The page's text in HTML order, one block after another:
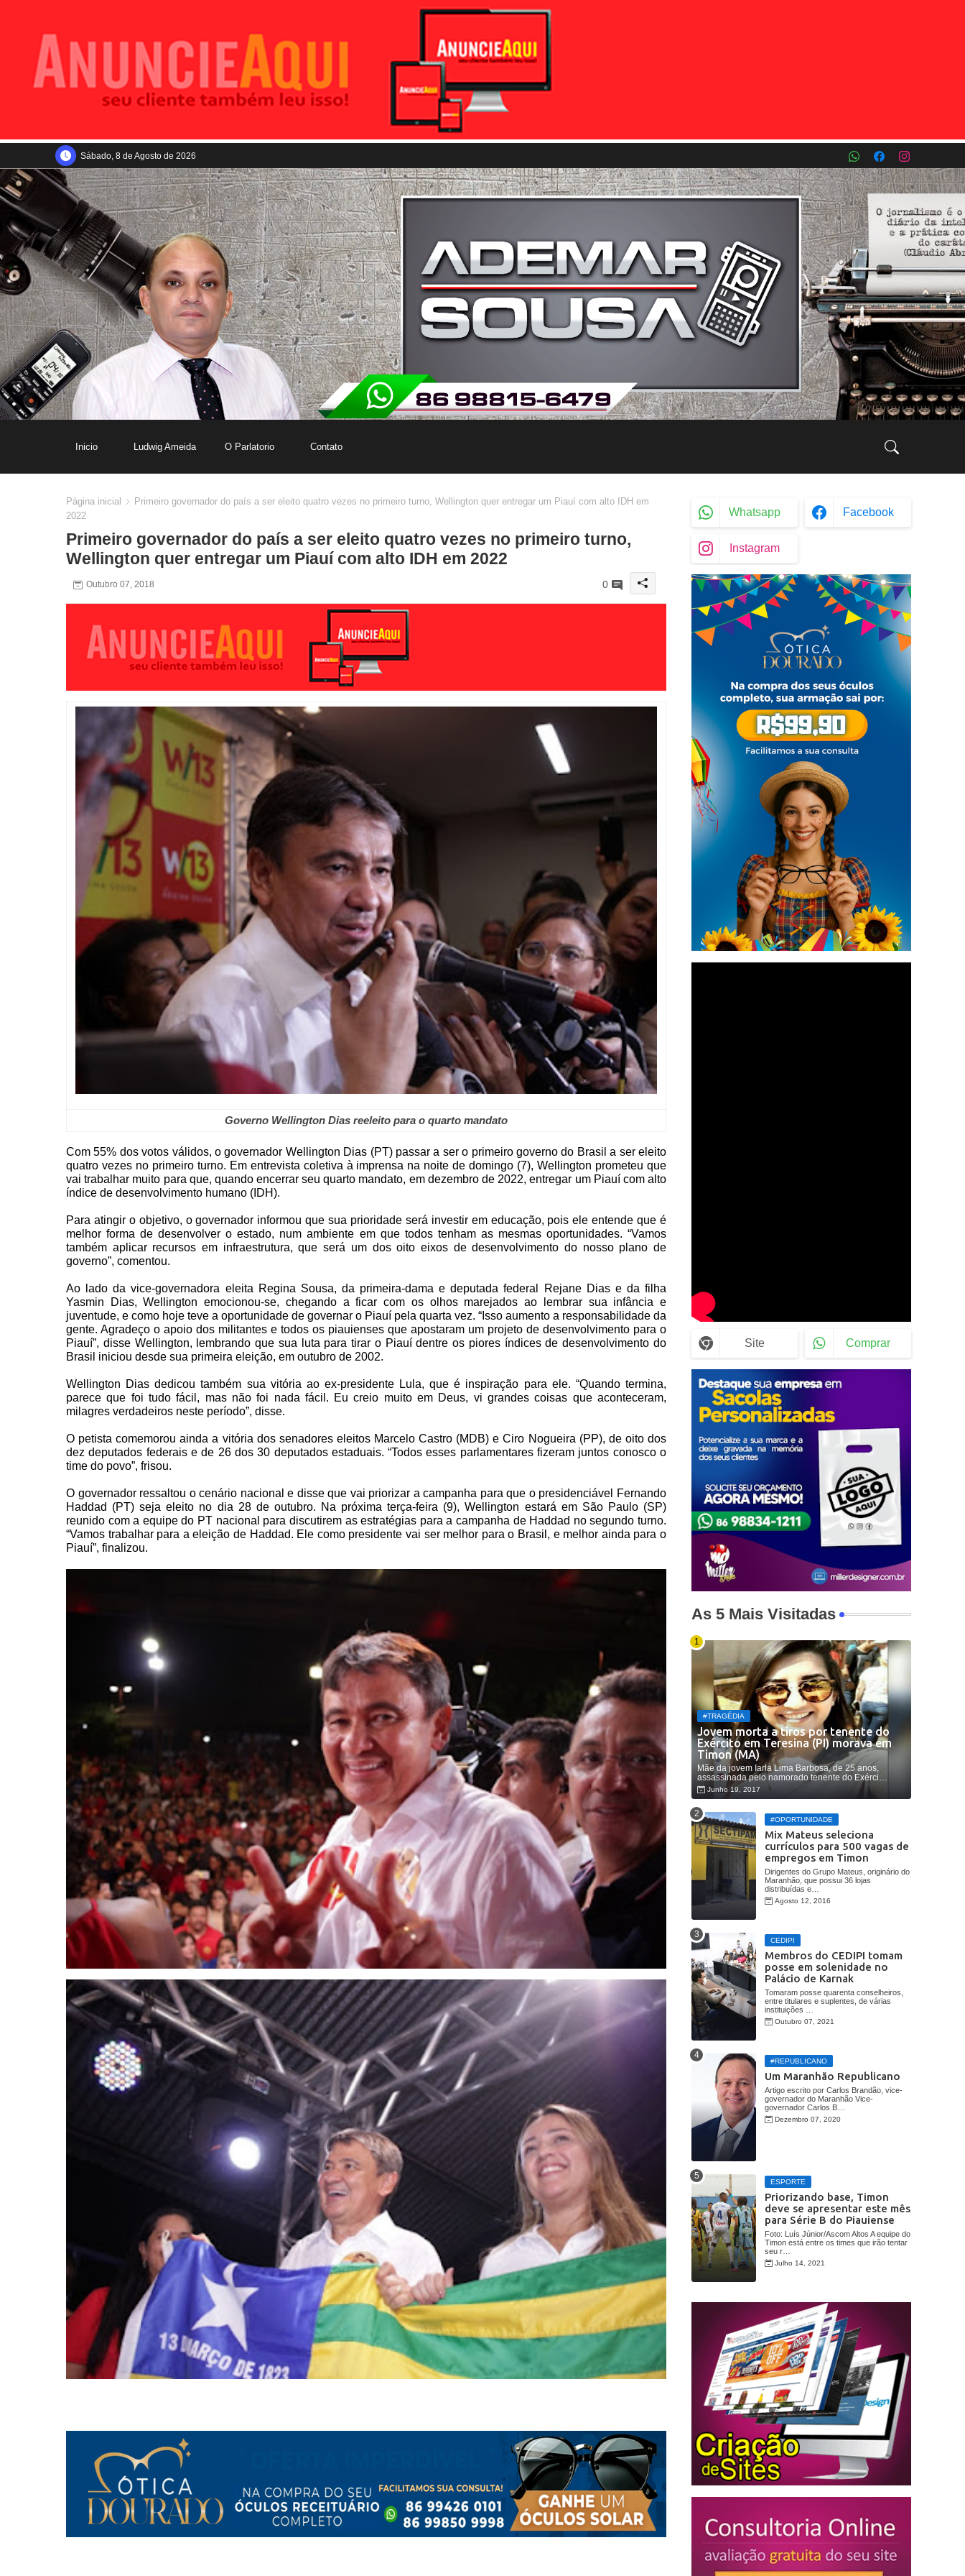
Pular para o conteúdo principal
Sábado, 8 de Agosto de 2026
Inicio Ludwig Ameida O Parlatorio Contato
Página inicial
Primeiro governador do país a ser eleito quatro vezes no primeiro turno, Wellington quer entregar um Piauí com alto IDH em
2022
Primeiro governador do país a ser eleito quatro vezes no primeiro turno,
Wellington quer entregar um Piauí com alto IDH em 2022
Outubro 07, 2018 0
Governo Wellington Dias reeleito para o quarto mandato
Com 55% dos votos válidos, o governador Wellington Dias (PT) passar a ser o primeiro governo do Brasil a ser eleito
quatro vezes no primeiro turno. Em entrevista coletiva à imprensa na noite de domingo (7), Wellington prometeu que
vai trabalhar muito para que, quando encerrar seu quarto mandato, em dezembro de 2022, entregar um Piauí com alto
índice de desenvolvimento humano (IDH).
Para atingir o objetivo, o governador informou que sua prioridade será investir em educação, pois ele entende que é
melhor forma de desenvolver o estado, num ambiente em que todos tenham as mesmas oportunidades. “Vamos
também aplicar recursos em infraestrutura, que será um dos oito eixos de desenvolvimento do nosso plano de
governo”, comentou.
Ao lado da vice-governadora eleita Regina Sousa, da primeira-dama e deputada federal Rejane Dias e da filha
Yasmin Dias, Wellington emocionou-se, chegando a ficar com os olhos marejados ao lembrar sua infância e
juventude, e como hoje teve a oportunidade de governar o Piauí pela quarta vez. “Isso aumento a responsabilidade da
gente. Agradeço o apoio dos militantes e todos os piauienses que apostaram um projeto de desenvolvimento para o
Piauí”, disse Wellington, lembrando que sua luta para tirar o Piauí dentre os piores índices de desenvolvimento do
Brasil iniciou desde sua primeira eleição, em outubro de 2002.
Wellington Dias dedicou também sua vitória ao ex-presidente Lula, que é inspiração para ele. “Quando termina,
parece que foi tudo fácil, mas não foi nada fácil. Eu creio muito em Deus, vi grandes coisas que aconteceram,
milagres verdadeiros neste período”, disse.
O petista comemorou ainda a vitória dos senadores eleitos Marcelo Castro (MDB) e Ciro Nogueira (PP), de oito dos
dez deputados federais e de 26 dos 30 deputados estaduais. “Todos esses parlamentares fizeram juntos conosco o
time do povo”, frisou.
O governador ressaltou o cenário nacional e disse que vai priorizar a campanha para que o presidenciável Fernando
Haddad (PT) seja eleito no dia 28 de outubro. Na próxima terça-feira (9), Wellington estará em São Paulo (SP)
reunido com a equipe do PT nacional para discutirem as estratégias para a campanha de Haddad no segundo turno.
“Vamos trabalhar para a eleição de Haddad. Ele como presidente vai ser melhor para o Brasil, e melhor ainda para o
Piauí”, finalizou.
Whatsapp Facebook
Instagram
Site Comprar
As 5 Mais Visitadas
#TRAGÉDIA
Jovem morta a tiros por tenente do
Exército em Teresina (PI) morava em
Timon (MA)
Mãe da jovem Iarla Lima Barbosa, de 25 anos,
assassinada pelo namorado tenente do Exérci…
Junho 19, 2017
#OPORTUNIDADE
Mix Mateus seleciona
currículos para 500 vagas de
empregos em Timon
Dirigentes do Grupo Mateus, originário do
Maranhão, que possui 36 lojas
distribuídas e…
Agosto 12, 2016
CEDIPI
Membros do CEDIPI tomam
posse em solenidade no
Palácio de Karnak
Tomaram posse quarenta conselheiros,
entre titulares e suplentes, de várias
instituições …
Outubro 07, 2021
#REPUBLICANO
Um Maranhão Republicano
Artigo escrito por Carlos Brandão, vice-
governador do Maranhão Vice-
governador Carlos B…
Dezembro 07, 2020
ESPORTE
Priorizando base, Timon
deve se apresentar este mês
para Série B do Piauiense
Foto: Luís Júnior/Ascom Altos A equipe do
Timon está entre os times que irão tentar
seu r…
Julho 14, 2021